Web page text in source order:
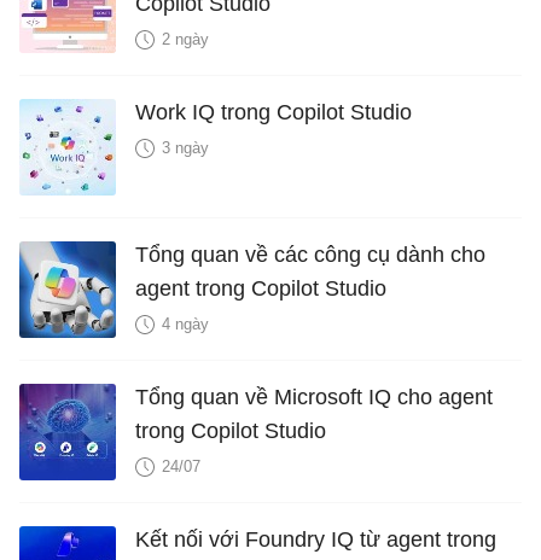
2 ngày
Work IQ trong Copilot Studio
3 ngày
Tổng quan về các công cụ dành cho
agent trong Copilot Studio
4 ngày
Tổng quan về Microsoft IQ cho agent
trong Copilot Studio
24/07
Kết nối với Foundry IQ từ agent trong